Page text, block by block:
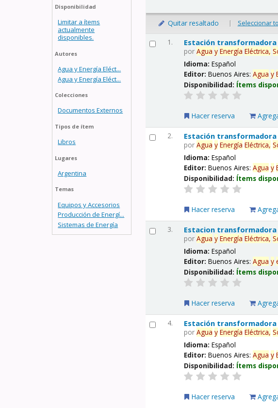
Disponibilidad
Limitar a ítems
actualmente
disponibles.
Autores
Agua y Energía Eléct...
Agua y Energía Eléct...
Colecciones
Documentos Externos
Tipos de ítem
Libros
Lugares
Argentina
Temas
Equipos y Accesorios
Producción de Energí...
Sistemas de Energía
Quitar resaltado | Seleccionar
1. Estación
porAgua y Energía Eléctrica,
Idioma:Español
Editor:Buenos Aires:Agua y
Disponibilidad: Ítems
Hacer reserva
2. Estación transformadora
porAgua y Energía Eléctrica,
Idioma:Español
Editor:Buenos Aires:Agua y
Disponibilidad: Ítems
Hacer reserva
3. Estacion
porAgua y Energía Eléctrica,
Idioma:Español
Editor:Buenos Aires:Agua y
Disponibilidad: Ítems
Hacer reserva
4. Estación
porAgua y Energía Eléctrica,
Idioma:Español
Editor:Buenos Aires:Agua y
Disponibilidad: Ítems
Hacer reserva